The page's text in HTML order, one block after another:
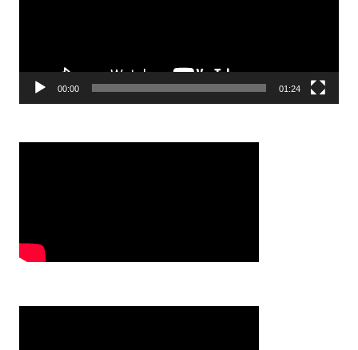
00:00 01:24